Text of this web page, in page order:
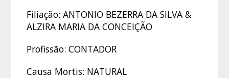
Filiação: ANTONIO BEZERRA DA SILVA &
ALZIRA MARIA DA CONCEIÇÃO
Profissão: CONTADOR
Causa Mortis: NATURAL